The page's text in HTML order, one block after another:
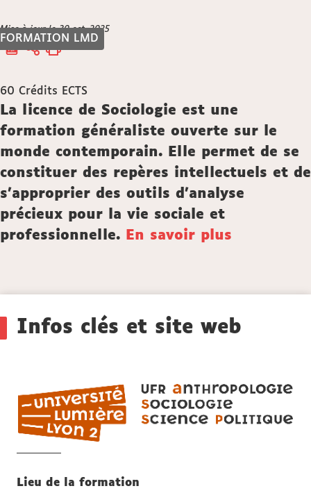
FORMATION LMD
Vous
êtes
Accueil
Mise à jour le 30 oct. 2025
60 Crédits ECTS
Description
La licence de Sociologie est une
formation généraliste ouverte sur le
monde contemporain. Elle permet de se
constituer des repères intellectuels et de
s’approprier des outils d’analyse
précieux pour la vie sociale et
professionnelle.
En savoir plus
Infos clés et site web
Lieu de la formation